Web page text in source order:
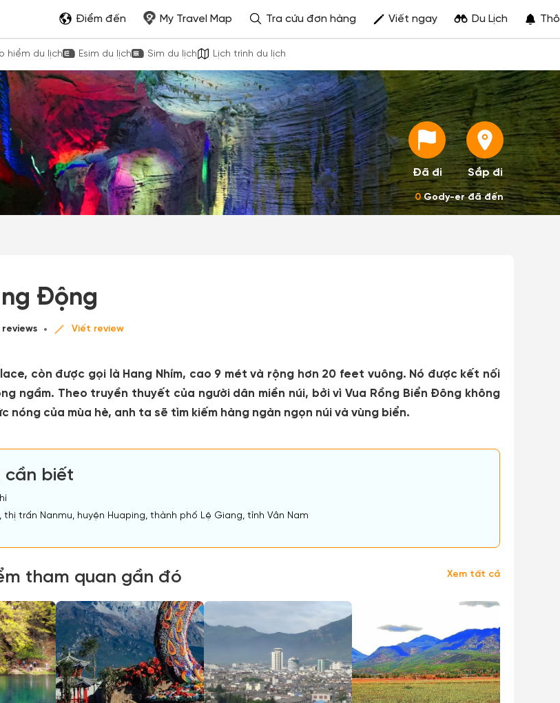
Điểm đến My Travel Map Tra cứu đơn hàng Viết ngay Du Lịch
hiểm du lịch Esim du lịch Sim du lịch Lịch trình du lịch
Đã đi Sắp đi
0Gody-er đã đến
Động
reviews Viết review
còn được gọi là Hang Nhím, cao 9 mét và rộng hơn 20 feet vuông. Nó được kết nối
ngầm. Theo truyền thuyết của người dân miền núi, bởi vì Vua Rồng Biển Đông không
nóng của mùa hè, anh ta sẽ tìm kiếm hàng ngàn ngọn núi và vùng biển.
cần biết
thị trấn Nanmu, huyện Huaping, thành phố Lệ Giang, tỉnh Vân Nam
tham quan gần đó Xem tất cả